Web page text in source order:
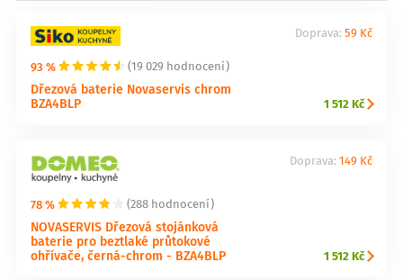
93 % (19 029 hodnocení)
Dřezová baterie Novaservis chrom
BZA4BLP
Doprava: 59 Kč
1 512 Kč
78 % (288 hodnocení)
NOVASERVIS Dřezová stojánková
baterie pro beztlaké průtokové
ohřívače, černá-chrom - BZA4BLP
Doprava: 149 Kč
1 512 Kč